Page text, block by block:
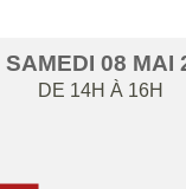
SAMEDI 08 MAI
DE 14H À 16H